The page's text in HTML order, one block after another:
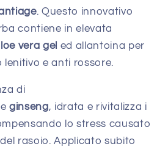
. Questo innovativo
contiene in elevata
vera gel ed allantoina per
e anti rossore.
di
eginseng, idrata e rivitalizza i
lo stress causato
rasoio. Applicato subito